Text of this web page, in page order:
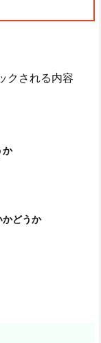
クされる内容
か
かどうか